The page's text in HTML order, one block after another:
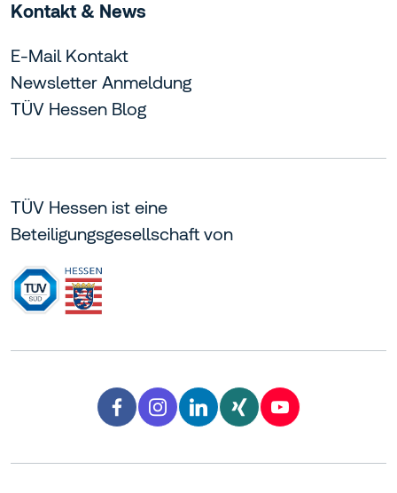
Kontakt & News
E-Mail Kontakt
Newsletter Anmeldung
TÜV Hessen Blog
TÜV Hessen ist eine
Beteiligungsgesellschaft von
facebook
Facebook TÜV Hessen
instagram
Instagram TÜV Hessen
linkedin
LinkedIn TÜV Hessen
xing
Xing TÜV Hessen
youtube
YouTube TÜV